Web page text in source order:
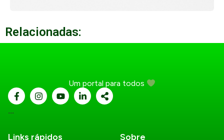
Relacionadas:
Um portal para todos
...
Links rápidos Sobre